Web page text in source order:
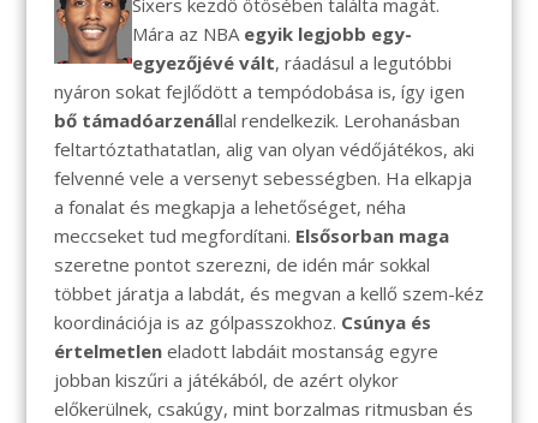
Sixers kezdő ötösében találta magát.
Mára az NBA egyik legjobb egy-
egyezőjévé vált, ráadásul a legutóbbi
nyáron sokat fejlődött a tempódobása is, így igen
bő támadóarzenállal rendelkezik. Lerohanásban
feltartóztathatatlan, alig van olyan védőjátékos, aki
felvenné vele a versenyt sebességben. Ha elkapja
a fonalat és megkapja a lehetőséget, néha
meccseket tud megfordítani. Elsősorban maga
szeretne pontot szerezni, de idén már sokkal
többet járatja a labdát, és megvan a kellő szem-kéz
koordinációja is az gólpasszokhoz. Csúnya és
értelmetleneladott labdáit mostanság egyre
jobban kiszűri a játékából, de azért olykor
előkerülnek, csakúgy, mint borzalmas ritmusban és